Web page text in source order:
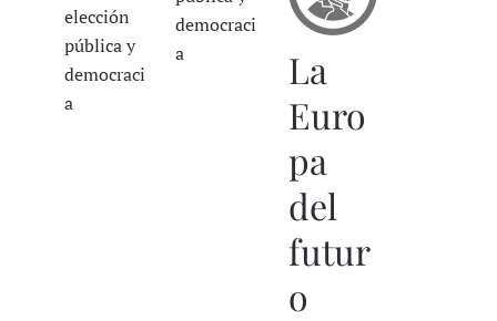
elección
pública y
democraci
a
democraci
a
La
Euro
pa
del
futur
o